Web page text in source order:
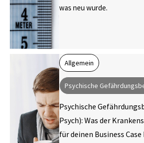
was neu wurde.
Allgemein
Psychische
Psychische
Psych): Was der
für deinen Business